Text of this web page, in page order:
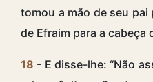
tomou a mão de seu pai
de Efraim para a cabeça
18 - E disse-lhe: “Não